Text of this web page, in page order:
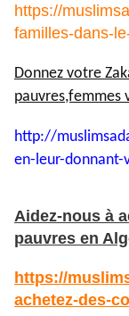
https://
familles-dans-
Donnez votre
pauvres,femmes
http://
en-leur-donnant-
Aidez-nous à
pauvres en
https://
achetez-des-